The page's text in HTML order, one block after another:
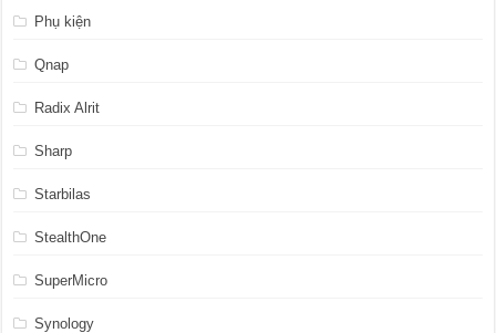
Phụ kiện
Qnap
Radix Alrit
Sharp
Starbilas
StealthOne
SuperMicro
Synology